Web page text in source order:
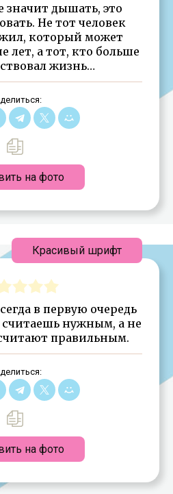
дышать, это
Не тот человек
который может
лет, а тот, кто больше
жизнь…
на фото
в первую очередь
считаешь нужным, а не
правильным.
на фото
Красивый шрифт